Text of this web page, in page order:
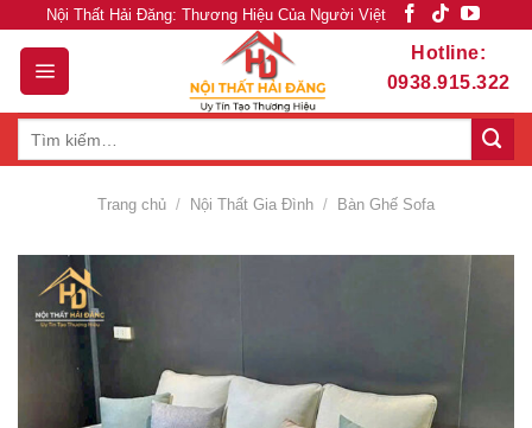
content
Nội Thất Hải Đăng: Thương Hiệu Của Người Việt
Hotline:
0938.915.322
Trang chủ / Nội Thất Gia Đình / Bàn Ghế Sofa